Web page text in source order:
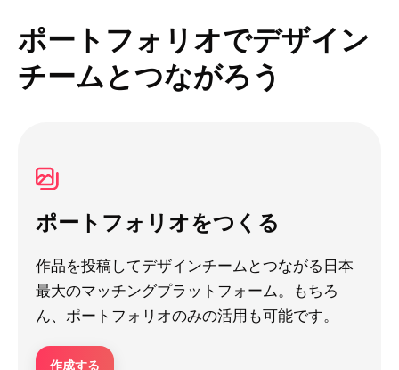
ポートフォリオでデザイン
チームとつながろう
ポートフォリオをつくる
作品を投稿してデザインチームとつながる日本
最大のマッチングプラットフォーム。もちろ
ん、ポートフォリオのみの活用も可能です。
作成する